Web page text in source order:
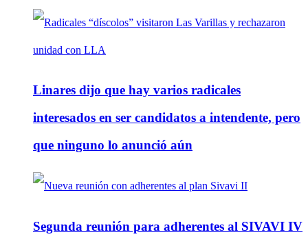
Linares dijo que hay varios radicales
interesados en ser candidatos a intendente, pero
que ninguno lo anunció aún
Segunda reunión para adherentes al SIVAVI IV